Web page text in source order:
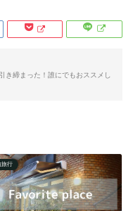
き締まった！誰にでもおススメし
旅行